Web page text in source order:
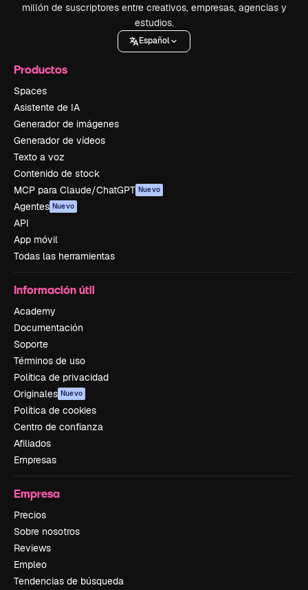
millón de suscriptores entre creativos, empresas, agencias y
estudios.
Español
Productos
Spaces
Asistente de IA
Generador de imágenes
Generador de vídeos
Texto a voz
Contenido de stock
MCP para Claude/ChatGPT Nuevo
Agentes Nuevo
API
App móvil
Todas las herramientas
Información útil
Academy
Documentación
Soporte
Términos de uso
Política de privacidad
Originales Nuevo
Política de cookies
Centro de confianza
Afiliados
Empresas
Empresa
Precios
Sobre nosotros
Reviews
Empleo
Tendencias de búsqueda